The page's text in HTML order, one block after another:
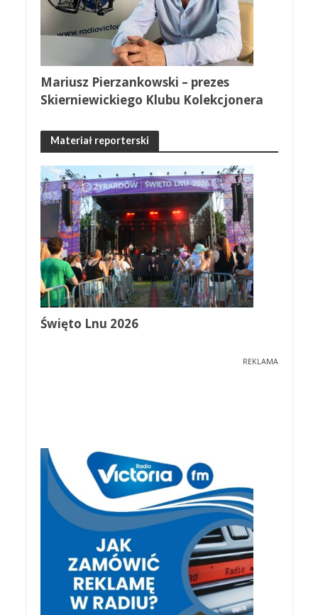
Mariusz Pierzankowski – prezes
Skierniewickiego Klubu Kolekcjonera
Materiał reporterski
Święto Lnu 2026
REKLAMA